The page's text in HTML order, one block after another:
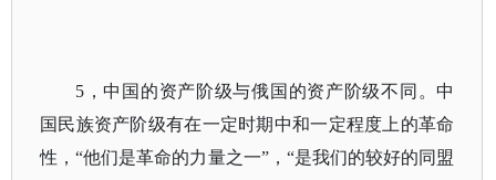
5，中国的资产阶级与俄国的资产阶级不同。中
国民族资产阶级有在一定时期中和一定程度上的革命
性，“他们是革命的力量之一”，“是我们的较好的同盟